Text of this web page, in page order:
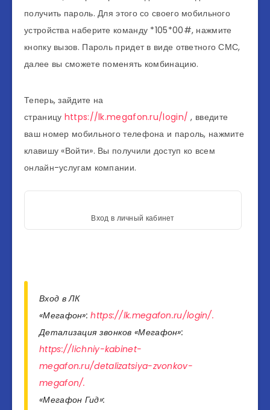
получить пароль. Для этого со своего мобильного
устройства наберите команду *105*00#, нажмите
кнопку вызов. Пароль придет в виде ответного СМС,
далее вы сможете поменять комбинацию.
Теперь, зайдите на
страницу https://lk.megafon.ru/login/ , введите
ваш номер мобильного телефона и пароль, нажмите
клавишу «Войти». Вы получили доступ ко всем
онлайн-услугам компании.
Вход в личный кабинет
Вход в ЛК
«Мегафон»:https://lk.megafon.ru/login/.
Детализация звонков «Мегафон»:
https://lichniy-kabinet-
megafon.ru/detalizatsiya-zvonkov-
megafon/.
«Мегафон Гид»: